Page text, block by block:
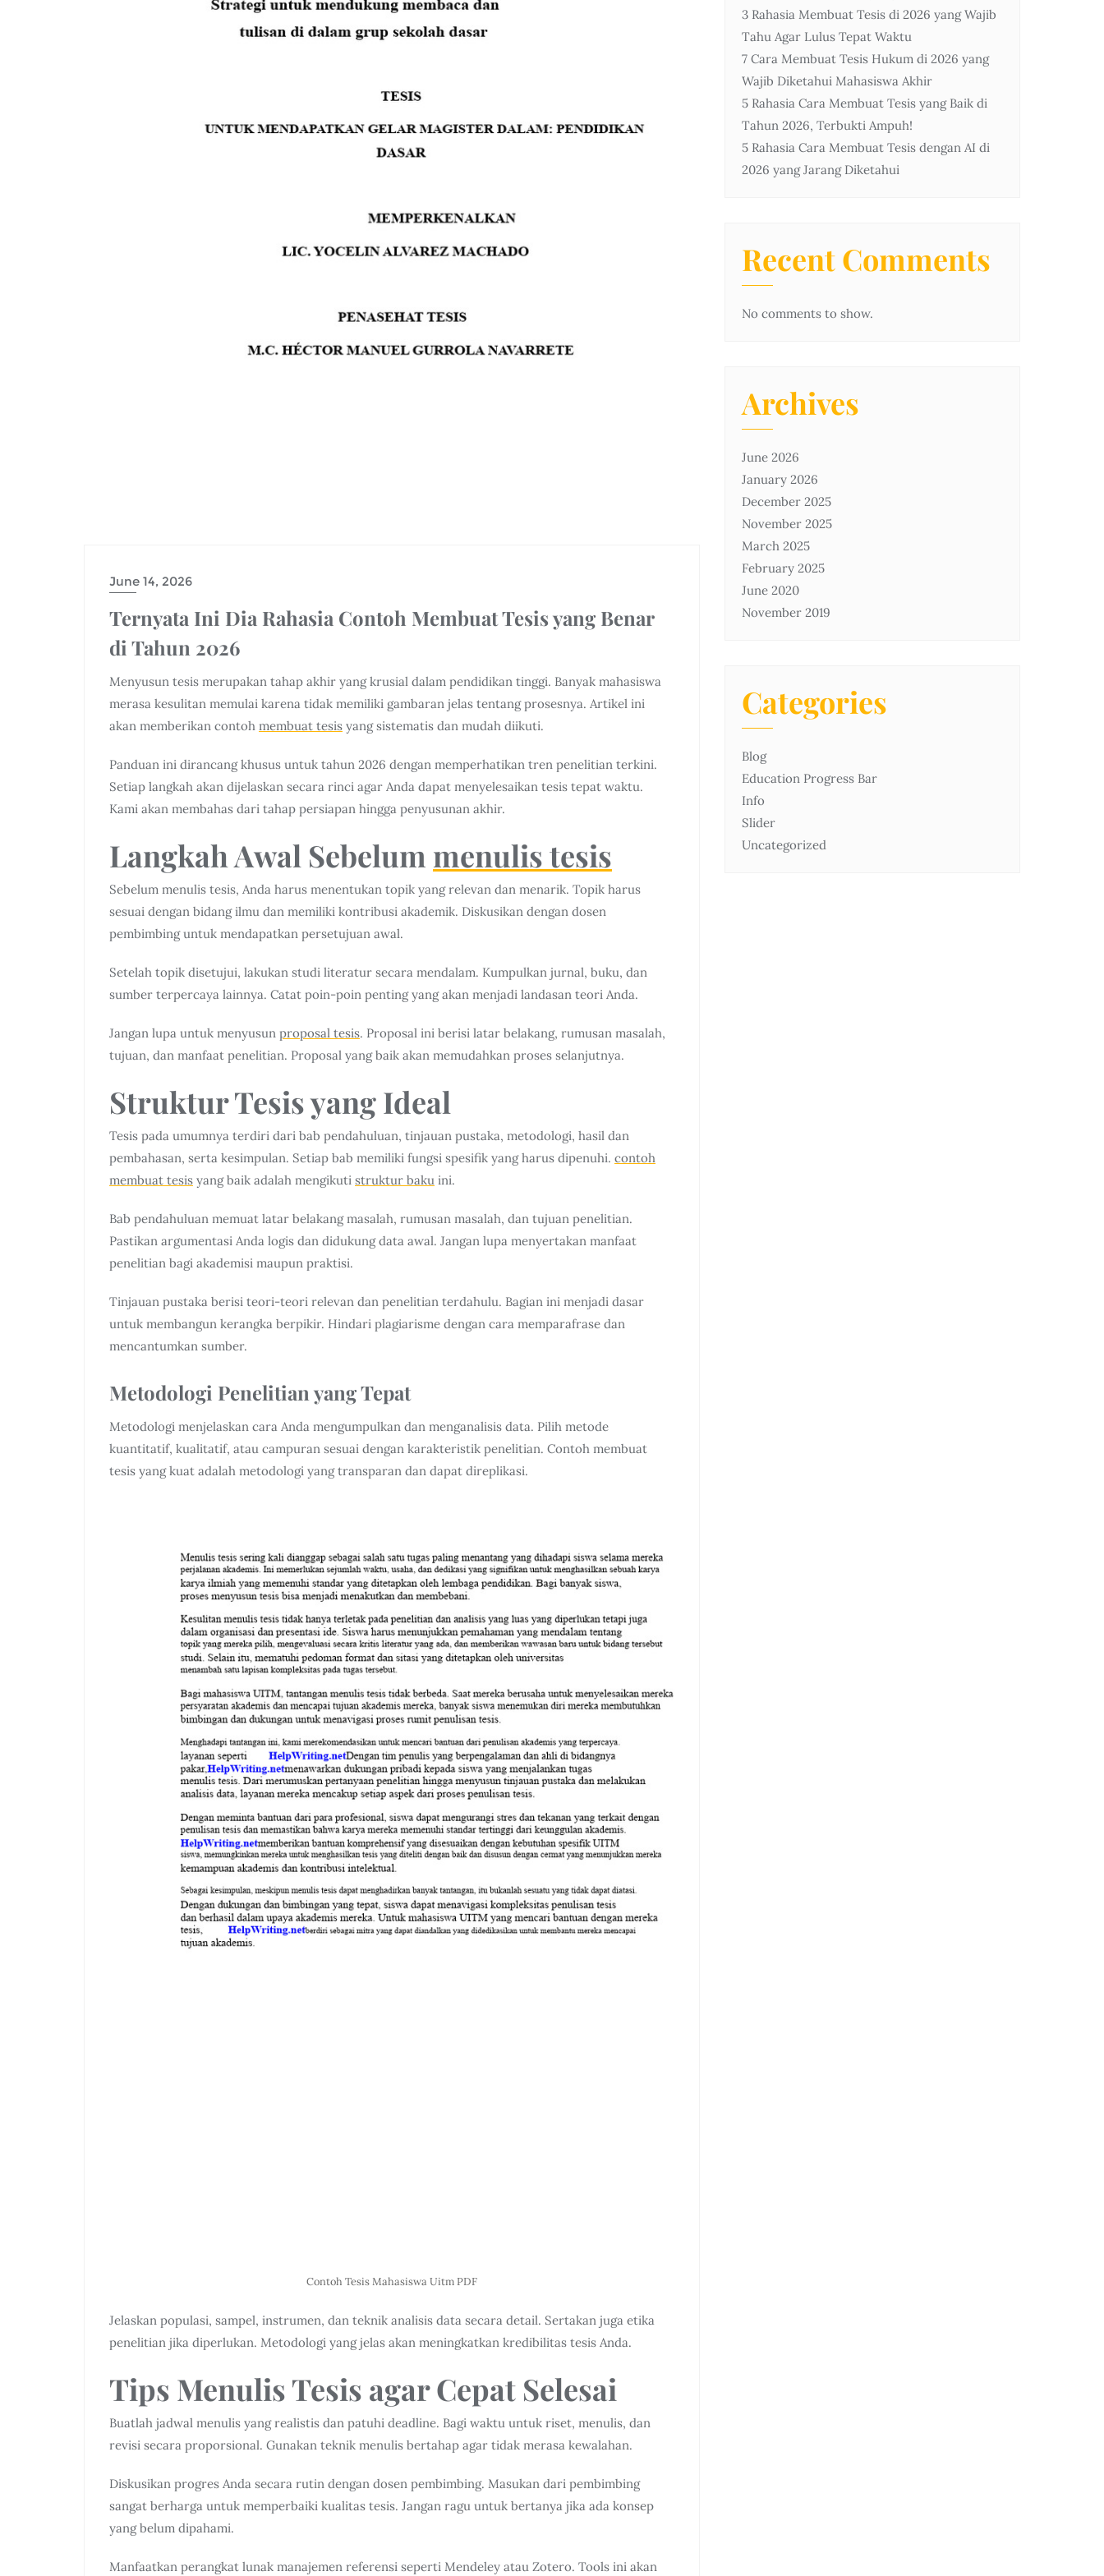
June 14, 2026
Ternyata Ini Dia Rahasia Contoh Membuat Tesis yang Benar
di Tahun 2026
Menyusun tesis merupakan tahap akhir yang krusial dalam pendidikan tinggi. Banyak mahasiswa
merasa kesulitan memulai karena tidak memiliki gambaran jelas tentang prosesnya. Artikel ini
akan memberikan contoh membuat tesis yang sistematis dan mudah diikuti.
Panduan ini dirancang khusus untuk tahun 2026 dengan memperhatikan tren penelitian terkini.
Setiap langkah akan dijelaskan secara rinci agar Anda dapat menyelesaikan tesis tepat waktu.
Kami akan membahas dari tahap persiapan hingga penyusunan akhir.
Langkah Awal Sebelum menulis tesis
Sebelum menulis tesis, Anda harus menentukan topik yang relevan dan menarik. Topik harus
sesuai dengan bidang ilmu dan memiliki kontribusi akademik. Diskusikan dengan dosen
pembimbing untuk mendapatkan persetujuan awal.
Setelah topik disetujui, lakukan studi literatur secara mendalam. Kumpulkan jurnal, buku, dan
sumber terpercaya lainnya. Catat poin-poin penting yang akan menjadi landasan teori Anda.
Jangan lupa untuk menyusun proposal tesis. Proposal ini berisi latar belakang, rumusan masalah,
tujuan, dan manfaat penelitian. Proposal yang baik akan memudahkan proses selanjutnya.
Struktur Tesis yang Ideal
Tesis pada umumnya terdiri dari bab pendahuluan, tinjauan pustaka, metodologi, hasil dan
pembahasan, serta kesimpulan. Setiap bab memiliki fungsi spesifik yang harus dipenuhi. contoh
membuat tesis yang baik adalah mengikuti struktur baku ini.
Bab pendahuluan memuat latar belakang masalah, rumusan masalah, dan tujuan penelitian.
Pastikan argumentasi Anda logis dan didukung data awal. Jangan lupa menyertakan manfaat
penelitian bagi akademisi maupun praktisi.
Tinjauan pustaka berisi teori-teori relevan dan penelitian terdahulu. Bagian ini menjadi dasar
untuk membangun kerangka berpikir. Hindari plagiarisme dengan cara memparafrase dan
mencantumkan sumber.
Metodologi Penelitian yang Tepat
Metodologi menjelaskan cara Anda mengumpulkan dan menganalisis data. Pilih metode
kuantitatif, kualitatif, atau campuran sesuai dengan karakteristik penelitian. Contoh membuat
tesis yang kuat adalah metodologi yang transparan dan dapat direplikasi.
Contoh Tesis Mahasiswa Uitm PDF
Jelaskan populasi, sampel, instrumen, dan teknik analisis data secara detail. Sertakan juga etika
penelitian jika diperlukan. Metodologi yang jelas akan meningkatkan kredibilitas tesis Anda.
Tips Menulis Tesis agar Cepat Selesai
Buatlah jadwal menulis yang realistis dan patuhi deadline. Bagi waktu untuk riset, menulis, dan
revisi secara proporsional. Gunakan teknik menulis bertahap agar tidak merasa kewalahan.
Diskusikan progres Anda secara rutin dengan dosen pembimbing. Masukan dari pembimbing
sangat berharga untuk memperbaiki kualitas tesis. Jangan ragu untuk bertanya jika ada konsep
yang belum dipahami.
Manfaatkan perangkat lunak manajemen referensi seperti Mendeley atau Zotero. Tools ini akan
3 Rahasia Membuat Tesis di 2026 yang Wajib
Tahu Agar Lulus Tepat Waktu
7 Cara Membuat Tesis Hukum di 2026 yang
Wajib Diketahui Mahasiswa Akhir
5 Rahasia Cara Membuat Tesis yang Baik di
Tahun 2026, Terbukti Ampuh!
5 Rahasia Cara Membuat Tesis dengan AI di
2026 yang Jarang Diketahui
Recent Comments
No comments to show.
Archives
June 2026
January 2026
December 2025
November 2025
March 2025
February 2025
June 2020
November 2019
Categories
Blog
Education Progress Bar
Info
Slider
Uncategorized